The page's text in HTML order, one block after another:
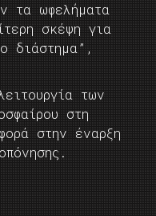
τα ωφελήματα
σκέψη για
διάστημα”,
των
στη
στην έναρξη